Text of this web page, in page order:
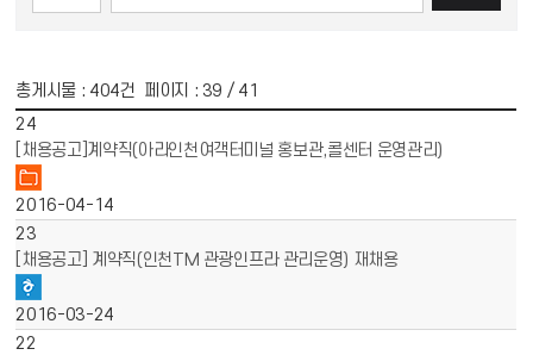
총게시물 : 404건 페이지 : 39 / 41
24
[채용공고]계약직(아라인천여객터미널 홍보관,콜센터 운영관리)
2016-04-14
23
[채용공고] 계약직(인천TM 관광인프라 관리운영) 재채용
2016-03-24
22